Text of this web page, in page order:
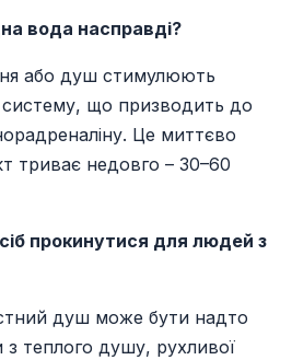
вода насправді?
або душ стимулюють
що призводить до
Це миттєво
триває недовго – 30–60
прокинутися для людей з
душ може бути надто
теплого душу, рухливої